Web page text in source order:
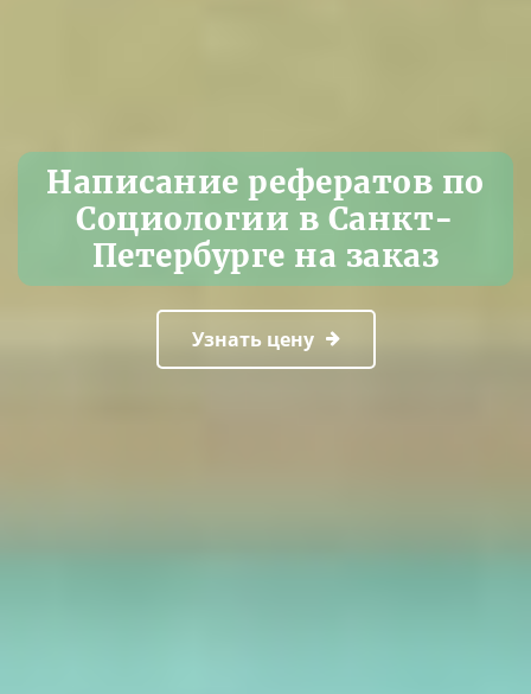
Написание рефератов по
Социологии в Санкт-
Петербурге на заказ
Узнать цену